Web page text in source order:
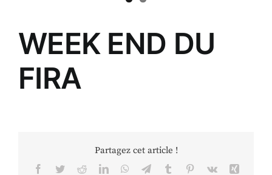
WEEK END DU
FIRA
Partagez cet article !
Facebook
TwitterRedditLinkedInWhatsApp
TelegramTumblr Pinterest
Vk